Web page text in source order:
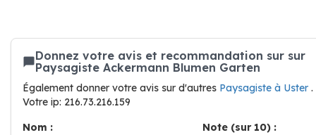
Donnez votre avis et recommandation sur sur
Paysagiste Ackermann Blumen Garten
Également donner votre avis sur d'autres Paysagiste à Uster .
Votre ip: 216.73.216.159
Nom :
Note (sur 10) :